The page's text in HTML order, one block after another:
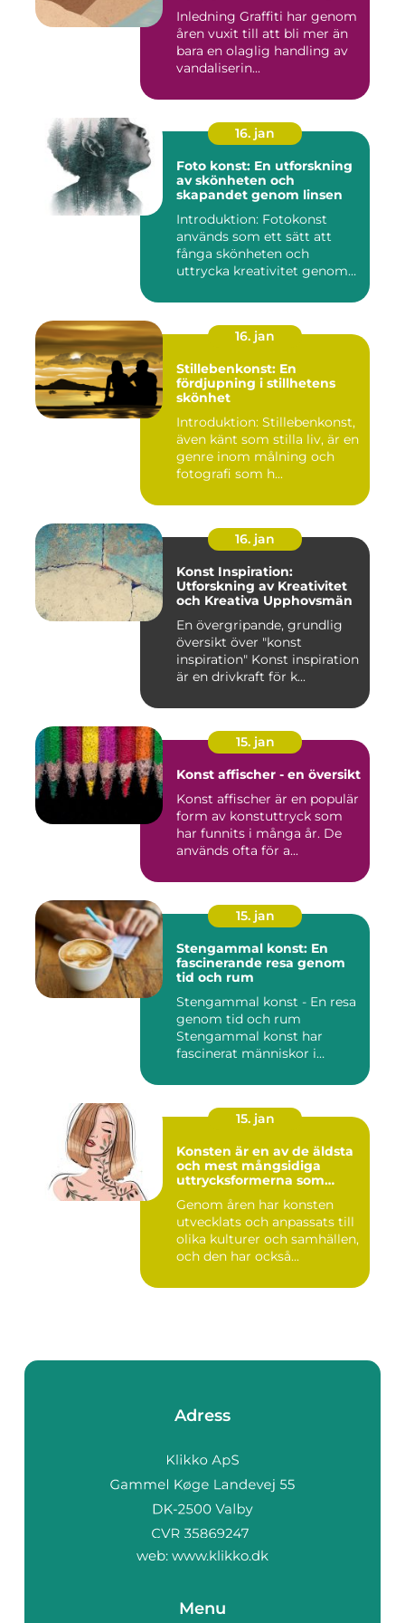
Inledning Graffiti har genom
åren vuxit till att bli mer än
bara en olaglig handling av
vandaliserin...
16. jan
Foto konst: En utforskning
av skönheten och
skapandet genom linsen
Introduktion: Fotokonst
används som ett sätt att
fånga skönheten och
uttrycka kreativitet genom
16. jan
Stillebenkonst: En
fördjupning i stillhetens
skönhet
Introduktion: Stillebenkonst,
även känt som stilla liv, är en
genre inom målning och
fotografi som h...
16. jan
Konst Inspiration:
Utforskning av Kreativitet
och Kreativa Upphovsmän
En övergripande, grundlig
översikt över "konst
inspiration" Konst inspiration
är en drivkraft för k...
15. jan
Konst affischer - en översikt
Konst affischer är en populär
form av konstuttryck som
har funnits i många år. De
används ofta för a...
15. jan
Stengammal konst: En
fascinerande resa genom
tid och rum
Stengammal konst - En resa
genom tid och rum
Stengammal konst har
fascinerat människor i
15. jan
Konsten är en av de äldsta
och mest mångsidiga
uttrycksformerna som
Genom åren har konsten
utvecklats och anpassats till
olika kulturer och samhällen,
och den har också...
Adress
web: www.klikko.dk
Menu